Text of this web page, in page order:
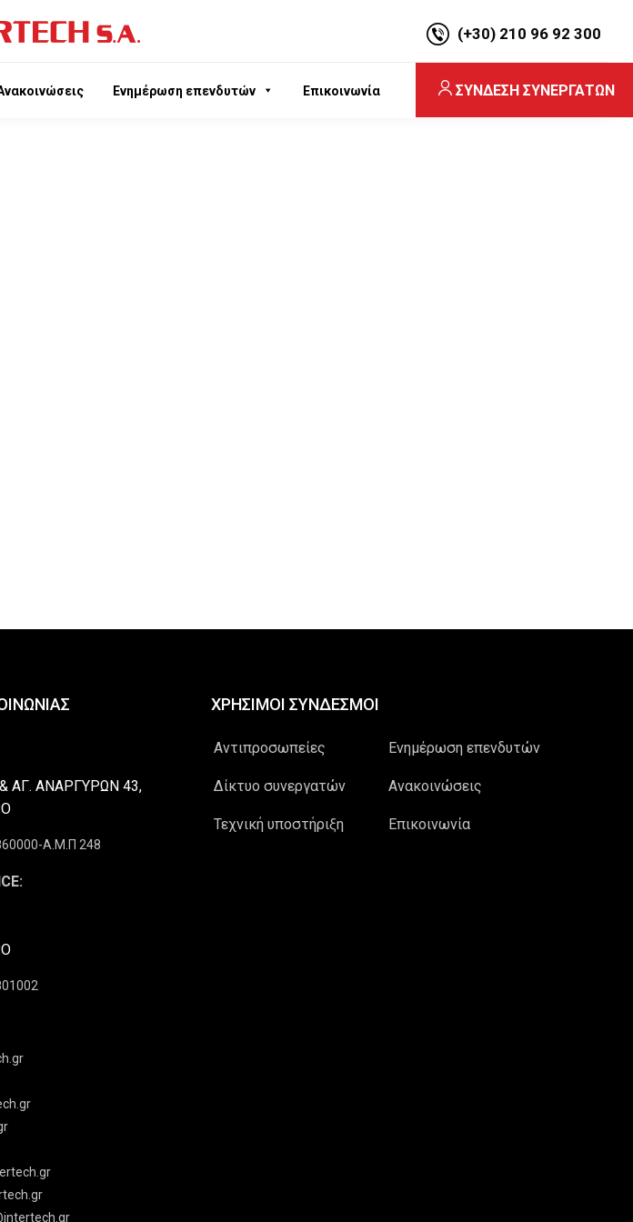
(+30) 210 96 92 300
Ενημέρωση επενδυτών Επικοινωνία ΣΥΝΔΕΣΗ ΣΥΝΕΡΓΑΤΩΝ
ΑΓ. ΑΝΑΡΓΥΡΩΝ 43,
Α.Μ.Π 248
ΧΡΗΣΙΜΟΙ ΣΥΝΔΕΣΜΟΙ
Αντιπροσωπείες
Δίκτυο συνεργατών
Τεχνική υποστήριξη
Ενημέρωση επενδυτών
Ανακοινώσεις
Επικοινωνία